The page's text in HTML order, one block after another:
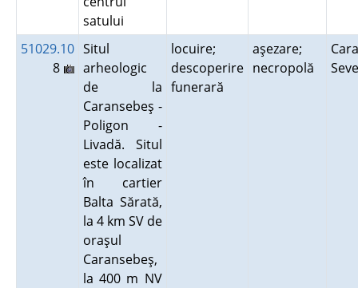
satului
51029.10
8
Situl
arheologic
de la
Caransebeş -
Poligon -
Livadă. Situl
este localizat
în cartier
Balta Sărată,
la 4 km SV de
oraşul
Caransebeş,
la 400 m NV
locuire;
descoperire
funerară
aşezare;
necropolă